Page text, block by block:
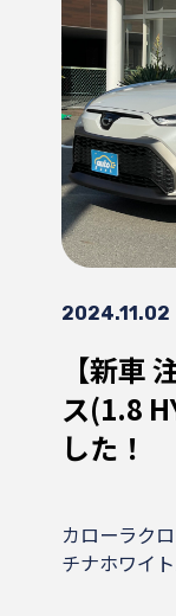
2024.11.02
【新車
ス(1.8
した！
カローラク
チナホワイ